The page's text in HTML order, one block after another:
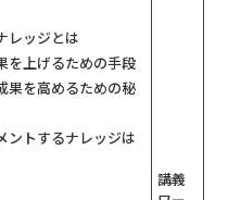
レッジとは
上げるための手段
を高めるための秘
ントするナレッジは
講義